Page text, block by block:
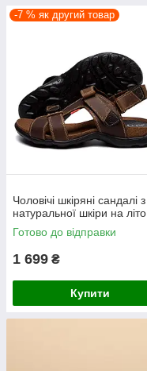
-7 % як другий товар
Чоловічі шкіряні сандалі з
натуральної шкіри на літо
Готово до відправки
1 699 ₴
Купити